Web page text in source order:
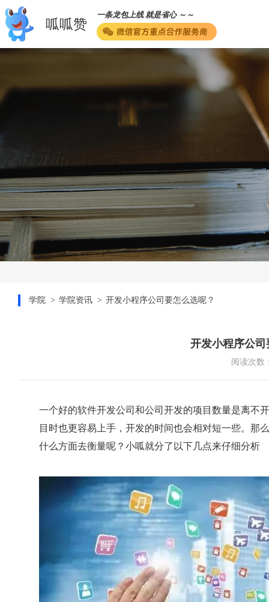
呱呱赞
一条龙包上线 就是省心 ～～
学院 学院资讯 开发小程序公司要怎么选呢？
开发小程序公
阅读次数
一个好的软件开发公司和公司开发的项目数量是离不
目时也更容易上手，开发的时间也会相对短一些。那么
什么方面去衡量呢？小呱就分了以下几点来仔细分析